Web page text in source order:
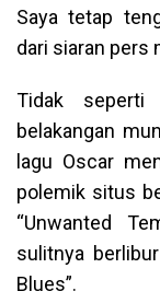
Saya tetap
dari siaran pers
Tidak seperti
belakangan
lagu Oscar
polemik situs
“Unwanted
sulitnya
Blues”.